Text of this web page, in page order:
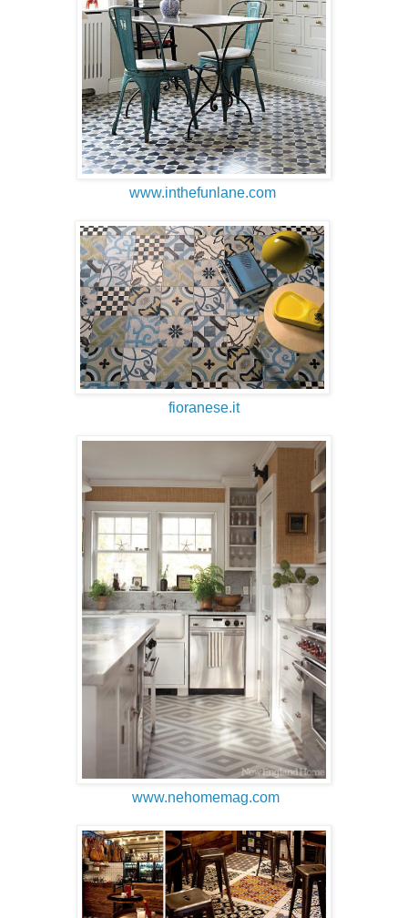
www.inthefunlane.com
fioranese.it
www.nehomemag.com